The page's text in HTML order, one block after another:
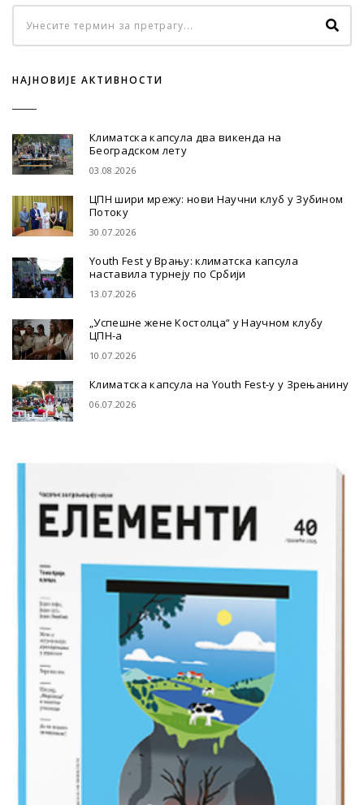
НАЈНОВИЈЕ АКТИВНОСТИ
Климатска капсула два викенда на
Београдском лету
03.08.2026
ЦПН шири мрежу: нови Научни клуб у Зубином
Потоку
30.07.2026
Youth Fest у Врању: климатска капсула
наставила турнеју по Србији
13.07.2026
„Успешне жене Костолца“ у Научном клубу
ЦПН-а
10.07.2026
Климатска капсула на Youth Fest-у у Зрењанину
06.07.2026